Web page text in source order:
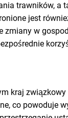
trawników, a
jest
zmiany w
kraj związkowy
co powoduje